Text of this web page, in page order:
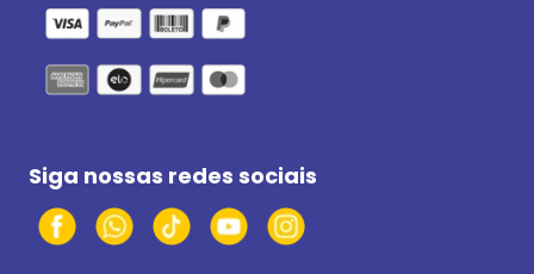
Siga nossas redes sociais